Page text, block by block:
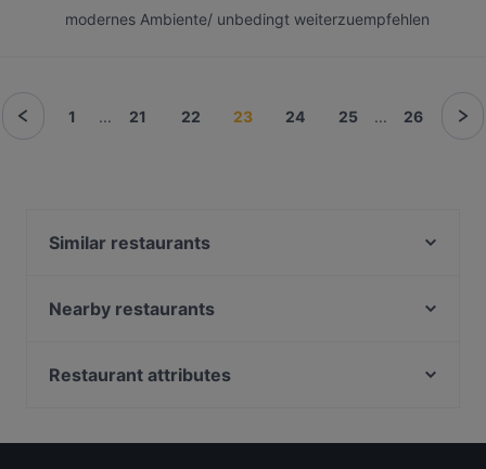
modernes Ambiente/ unbedingt weiterzuempfehlen
1 ... 21 22 23 24 25 ... 26
Similar restaurants
Café Ruji
NORI Restaurant
Nearby restaurants
Trăng Restaurant
Restaurant attributes